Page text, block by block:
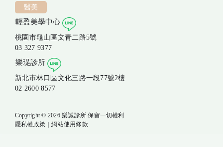
醫美
輕盈美學中心
桃園市龜山區文青二路5號
03 327 9377
樂瑅診所
新北市林口區文化三路一段77號2樓
02 2600 8577
Copyright © 2026 樂誠診所 保留一切權利
隱私權政策 ｜網站使用條款